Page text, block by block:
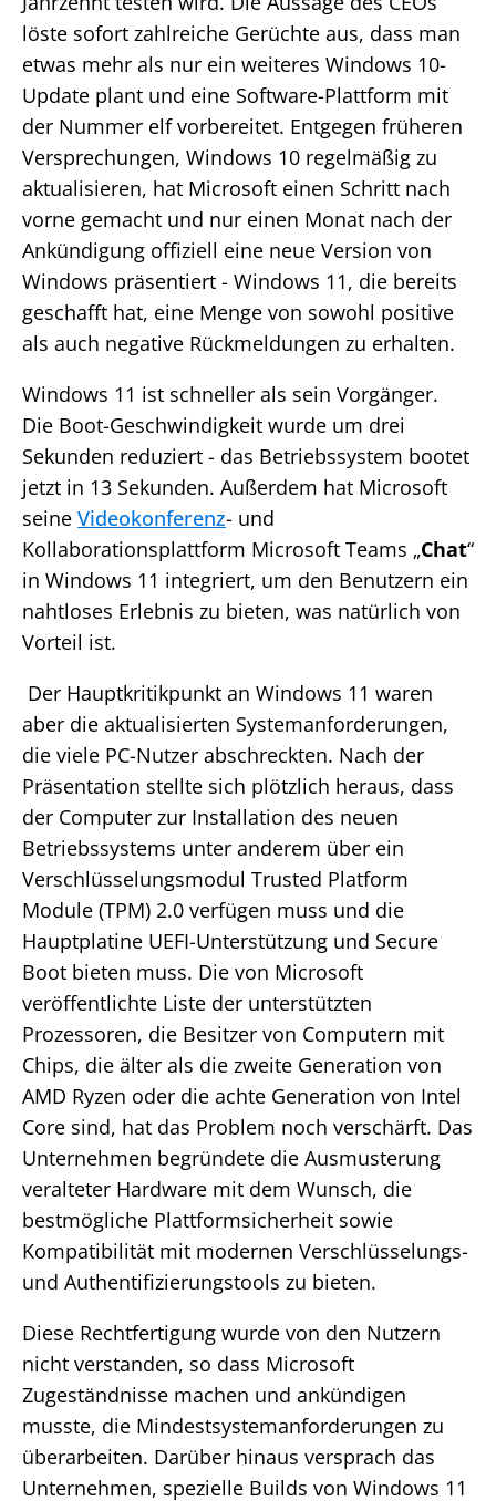
löste sofort zahlreiche Gerüchte aus, dass man
etwas mehr als nur ein weiteres Windows 10-
Update plant und eine Software-Plattform mit
der Nummer elf vorbereitet. Entgegen früheren
Versprechungen, Windows 10 regelmäßig zu
aktualisieren, hat Microsoft einen Schritt nach
vorne gemacht und nur einen Monat nach der
Ankündigung offiziell eine neue Version von
Windows präsentiert - Windows 11, die bereits
geschafft hat, eine Menge von sowohl positive
als auch negative Rückmeldungen zu erhalten.
Windows 11 ist schneller als sein Vorgänger.
Die Boot-Geschwindigkeit wurde um drei
Sekunden reduziert - das Betriebssystem bootet
jetzt in 13 Sekunden. Außerdem hat Microsoft
seine Videokonferenz- und
Kollaborationsplattform Microsoft Teams „Chat“
in Windows 11 integriert, um den Benutzern ein
nahtloses Erlebnis zu bieten, was natürlich von
Vorteil ist.
Der Hauptkritikpunkt an Windows 11 waren
aber die aktualisierten Systemanforderungen,
die viele PC-Nutzer abschreckten. Nach der
Präsentation stellte sich plötzlich heraus, dass
der Computer zur Installation des neuen
Betriebssystems unter anderem über ein
Verschlüsselungsmodul Trusted Platform
Module (TPM) 2.0 verfügen muss und die
Hauptplatine UEFI-Unterstützung und Secure
Boot bieten muss. Die von Microsoft
veröffentlichte Liste der unterstützten
Prozessoren, die Besitzer von Computern mit
Chips, die älter als die zweite Generation von
AMD Ryzen oder die achte Generation von Intel
Core sind, hat das Problem noch verschärft. Das
Unternehmen begründete die Ausmusterung
veralteter Hardware mit dem Wunsch, die
bestmögliche Plattformsicherheit sowie
Kompatibilität mit modernen Verschlüsselungs-
und Authentifizierungstools zu bieten.
Diese Rechtfertigung wurde von den Nutzern
nicht verstanden, so dass Microsoft
Zugeständnisse machen und ankündigen
musste, die Mindestsystemanforderungen zu
überarbeiten. Darüber hinaus versprach das
Unternehmen, spezielle Builds von Windows 11